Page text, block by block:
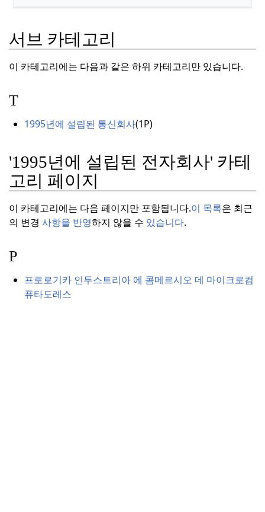
서브 카테고리
이 카테고리에는 다음과 같은 하위 카테고리만 있습니다.
T
1995년에 설립된 통신회사(1P)
'1995년에 설립된 전자회사' 카테
고리 페이지
이 카테고리에는 다음 페이지만 포함됩니다.이 목록은 최근
의 변경 사항을 반영하지 않을 수 있습니다.
P
프로로기카 인두스트리아 에 콤메르시오 데 마이크로컴
퓨타도레스